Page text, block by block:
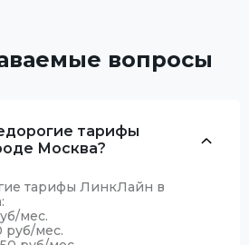
вопросы
тарифы
Москва?
тарифы ЛинкЛайн в
мес.
руб/мес.